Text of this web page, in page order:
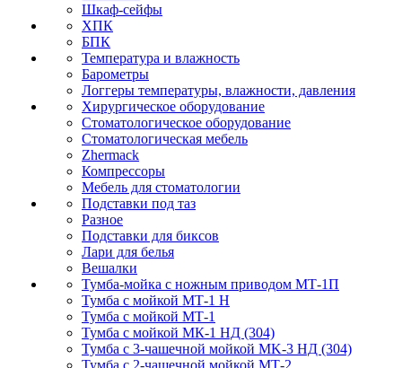
Шкаф-сейфы
ХПК
БПК
Температура и влажность
Барометры
Логгеры температуры, влажности, давления
Хирургическое оборудование
Стоматологическое оборудование
Стоматологическая мебель
Zhermack
Компрессоры
Мебель для стоматологии
Подставки под таз
Разное
Подставки для биксов
Лари для белья
Вешалки
Тумба-мойка с ножным приводом МТ-1П
Тумба с мойкой МТ-1 Н
Тумба с мойкой МТ-1
Тумба с мойкой МК-1 НД (304)
Тумба с 3-чашечной мойкой МK-3 НД (304)
Тумба с 2-чашечной мойкой МТ-2